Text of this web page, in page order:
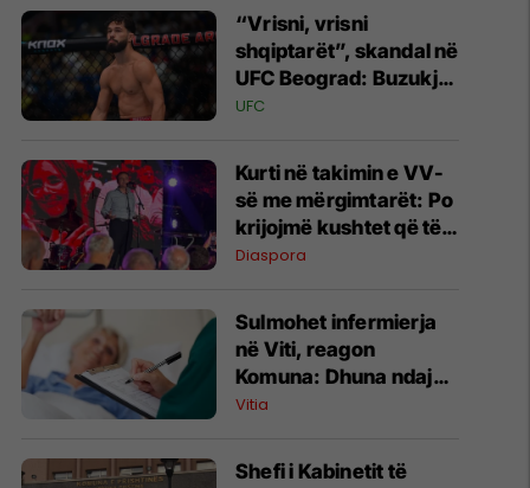
“Vrisni, vrisni
shqiptarët”, skandal në
UFC Beograd: Buzukja
u përball me thirrje
tribunat
UFC
Kurti në takimin e VV-
së me mërgimtarët: Po
krijojmë kushtet që të
ktheheni në Kosovë
Diaspora
Sulmohet infermierja
në Viti, reagon
Komuna: Dhuna ndaj
stafit shëndetësor nuk
Vitia
Shefi i Kabinetit të